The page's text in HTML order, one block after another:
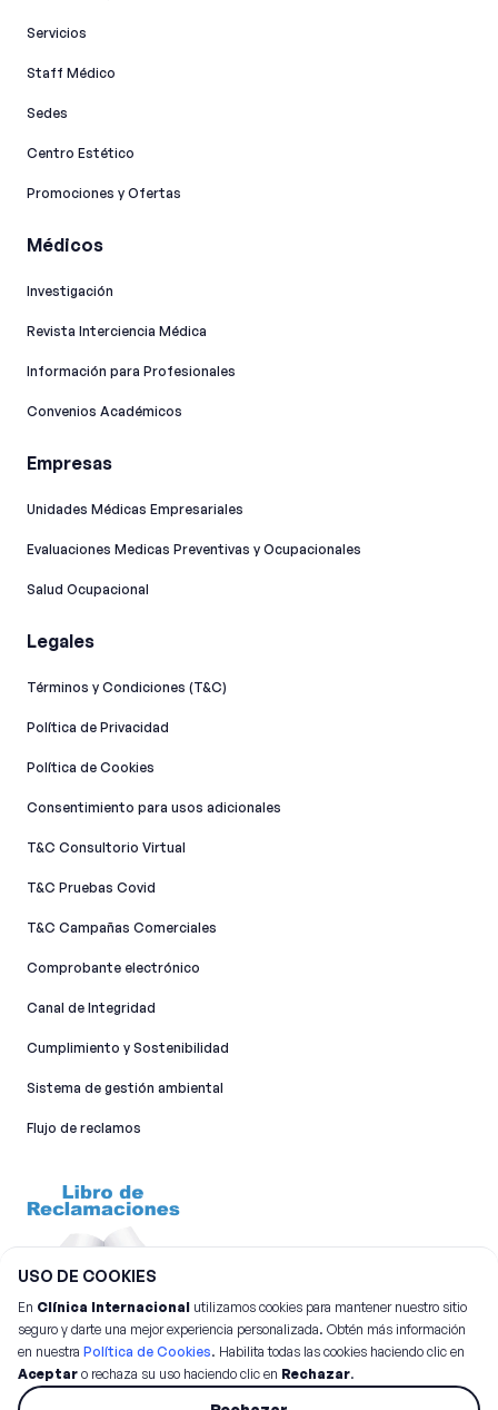
Servicios
Staff Médico
Sedes
Centro Estético
Promociones y Ofertas
Médicos
Investigación
Revista Interciencia Médica
Información para Profesionales
Convenios Académicos
Empresas
Unidades Médicas Empresariales
Evaluaciones Medicas Preventivas y Ocupacionales
Salud Ocupacional
Legales
Términos y Condiciones (T&C)
Política de Privacidad
Política de Cookies
Consentimiento para usos adicionales
T&C Consultorio Virtual
T&C Pruebas Covid
T&C Campañas Comerciales
Comprobante electrónico
Canal de Integridad​
Cumplimiento y Sostenibilidad
Sistema de gestión ambiental
Flujo de reclamos
©2026Clínica Internacional.
Todos los derechos reservados
USO DE COOKIES
En Clínica Internacional utilizamos cookies para mantener nuestro sitio
seguro y darte una mejor experiencia personalizada. Obtén más información
en nuestra Política de Cookies. Habilita todas las cookies haciendo clic en
Aceptar o rechaza su uso haciendo clic en Rechazar.